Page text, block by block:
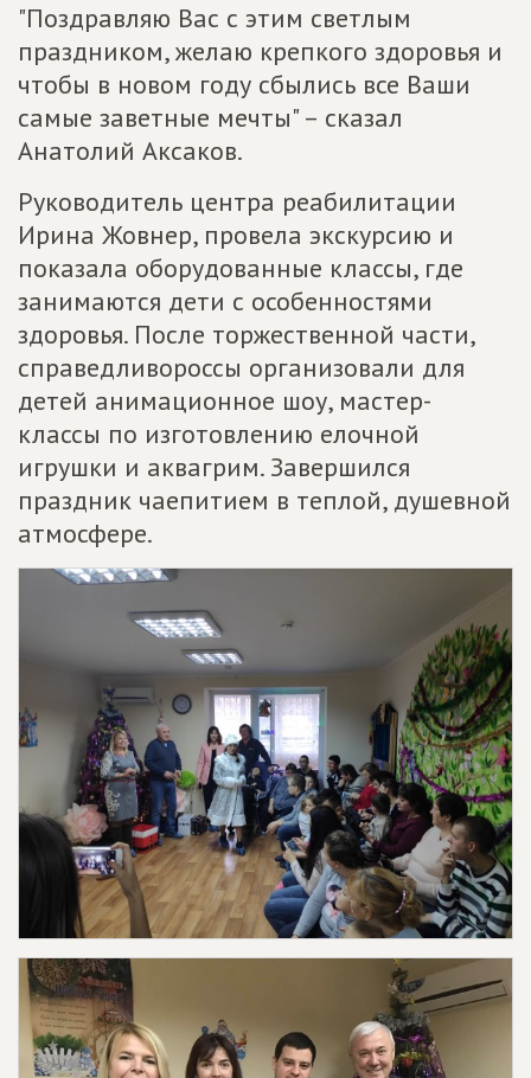
"Поздравляю Вас с этим светлым
праздником, желаю крепкого здоровья и
чтобы в новом году сбылись все Ваши
самые заветные мечты" – сказал
Анатолий Аксаков.
Руководитель центра реабилитации
Ирина Жовнер, провела экскурсию и
показала оборудованные классы, где
занимаются дети с особенностями
здоровья. После торжественной части,
справедливороссы организовали для
детей анимационное шоу, мастер-
классы по изготовлению елочной
игрушки и аквагрим. Завершился
праздник чаепитием в теплой, душевной
атмосфере.